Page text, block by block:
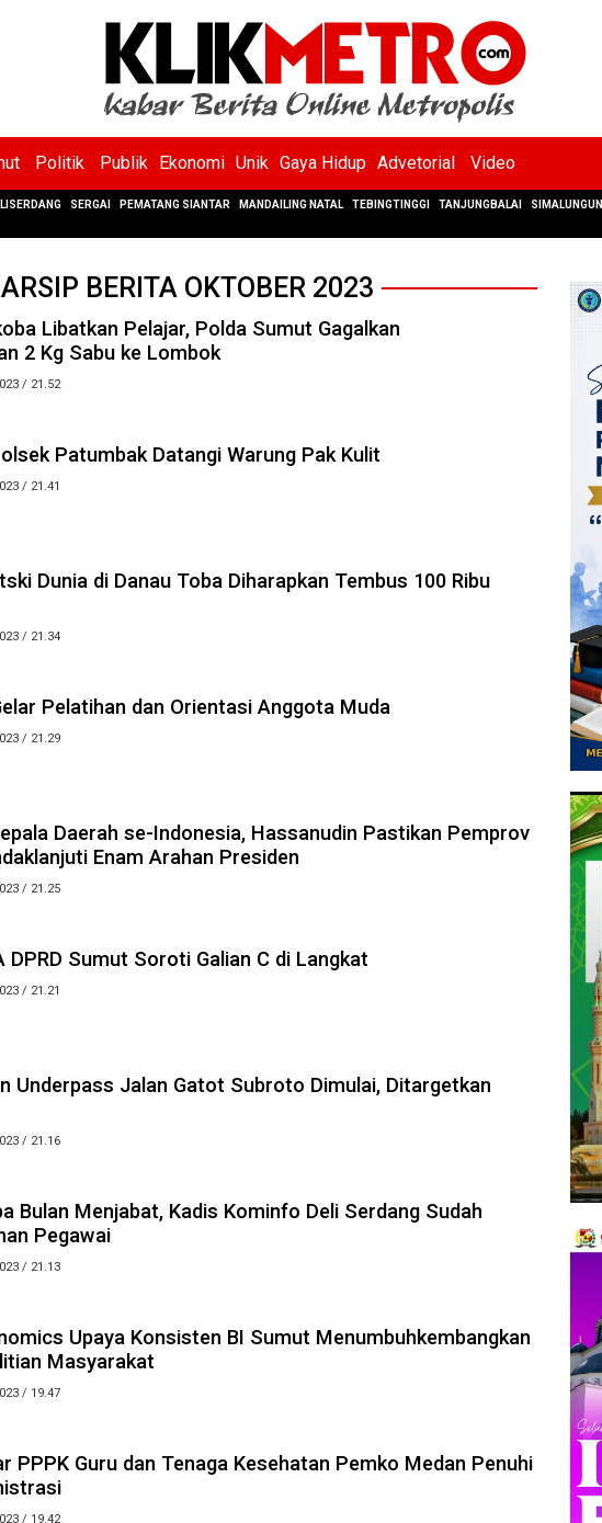
Politik Publik Ekonomi Unik Gaya Hidup Advetorial Video
SERGAI PEMATANG SIANTAR MANDAILING NATAL TEBINGTINGGI TANJUNGBALAI SIMALUNGUN
BERITA OKTOBER 2023
Libatkan Pelajar, Polda Sumut Gagalkan
2 Kg Sabu ke Lombok
/ 21.52
Patumbak Datangi Warung Pak Kulit
/ 21.41
Dunia di Danau Toba Diharapkan Tembus 100 Ribu
/ 21.34
Pelatihan dan Orientasi Anggota Muda
/ 21.29
Daerah se-Indonesia, Hassanudin Pastikan Pemprov
Enam Arahan Presiden
/ 21.25
DPRD Sumut Soroti Galian C di Langkat
/ 21.21
Underpass Jalan Gatot Subroto Dimulai, Ditargetkan
/ 21.16
Bulan Menjabat, Kadis Kominfo Deli Serdang Sudah
Pegawai
/ 21.13
Upaya Konsisten BI Sumut Menumbuhkembangkan
Masyarakat
/ 19.47
PPPK Guru dan Tenaga Kesehatan Pemko Medan Penuhi
/ 19.42